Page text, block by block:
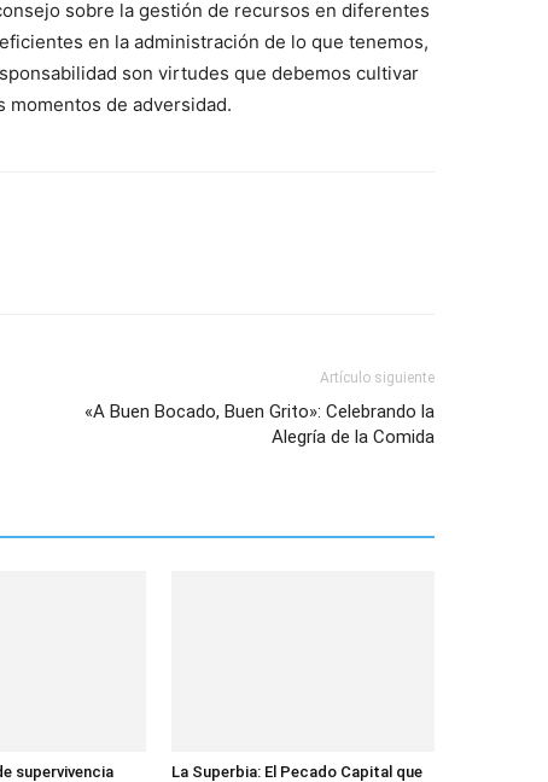
sobre la gestión de recursos en diferentes
en la administración de lo que tenemos,
son virtudes que debemos cultivar
momentos de adversidad.
Artículo siguiente
«A Buen Bocado, Buen Grito»: Celebrando la
Alegría de la Comida
supervivencia La Superbia: El Pecado Capital que